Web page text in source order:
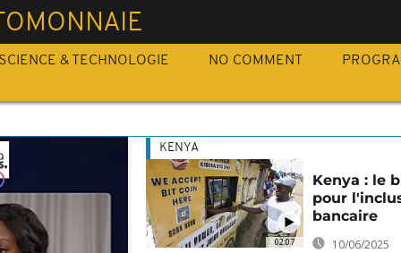
SCIENCE & TECHNOLOGIE NO COMMENT
02:07
KENYA
Kenya : le
pour
bancaire
10/06/2025